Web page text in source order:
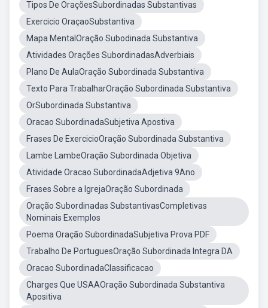
Tipos De OraçõesSubordinadas Substantivas
Exercicio OraçaoSubstantiva
Mapa MentalOração Subodinada Substantiva
Atividades Orações SubordinadasAdverbiais
Plano De AulaOração Subordinada Substantiva
Texto Para TrabalharOração Subordinada Substantiva
OrSubordinada Substantiva
Oracao SubordinadaSubjetiva Apostiva
Frases De ExercicioOração Subordinada Substantiva
Lambe LambeOração Subordinada Objetiva
Atividade Oracao SubordinadaAdjetiva 9Ano
Frases Sobre a IgrejaOração Subordinada
Oração Subordinadas SubstantivasCompletivas
Nominais Exemplos
Poema Oração SubordinadaSubjetiva Prova PDF
Trabalho De PortuguesOração Subordinada Integra DA
Oracao SubordinadaClassificacao
Charges Que USAAOração Subordinada Substantiva
Apositiva